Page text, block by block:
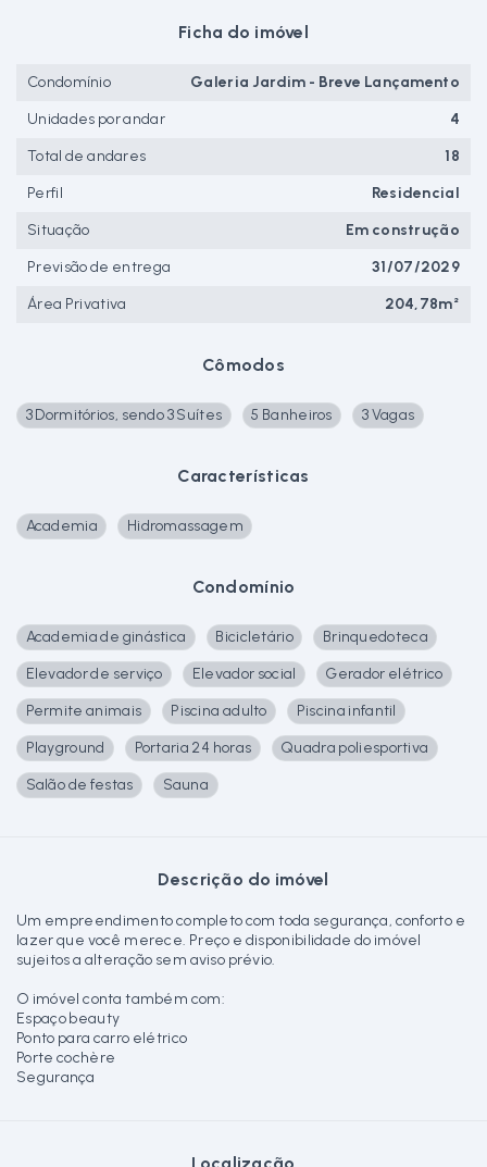
Cômodos
3 Dormitórios, sendo 3 Suítes 5 Banheiros 3 Vagas
Características
Academia Hidromassagem
Condomínio
Academia de ginástica Bicicletário
Brinquedoteca
Elevador de serviço
Elevador social
Gerador elétrico
Permite animais
Piscina adulto
Piscina infantil
Playground
Portaria 24 horas
Quadra poliesportiva
Salão de festas
Sauna
Descrição do imóvel
Um empreendimento completo com toda segurança, conforto e
lazer que você merece. Preço e disponibilidade do imóvel
sujeitos a alteração sem aviso prévio.
O imóvel conta também com:
Espaço beauty
Ponto para carro elétrico
Porte cochère
Segurança
Ficha do imóvel
Condomínio
Galeria Jardim - Breve Lançamento
Unidades por andar
4
Total de andares
18
Perfil
Residencial
Situação
Em construção
Previsão de entrega
31/07/2029
Área Privativa
204,78m²